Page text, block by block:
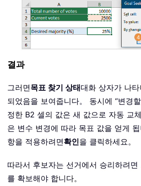
결과
그러면목표 찾기 상태대화 상자가 나
되었음을 보여줍니다。 동시에 “변경
정한 B2 셀의 값은 새 값으로 자동 교
은 변수 변경에 따라 목표 값을 얻게
항을 적용하려면확인을 클릭하세요。
따라서 후보자는 선거에서 승리하려
를 확보해야 합니다。